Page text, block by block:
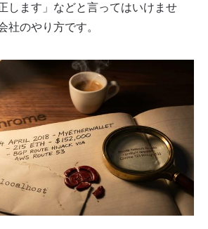
します」などと言ってはいけませ
社のやり方です。